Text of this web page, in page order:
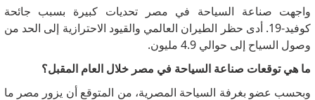
واجهت صناعة السياحة في مصر تحديات كبيرة بسبب جائحة
كوفيد-19.
أدى حظر الطيران العالمي والقيود الاحترازية إلى الحد من
وصول السياح إلى حوالي 4.9 مليون.
ما هي توقعات صناعة السياحة في مصر خلال العام المقبل؟
وبحسب عضو بغرفة السياحة المصرية، من المتوقع أن يزور مصر ما